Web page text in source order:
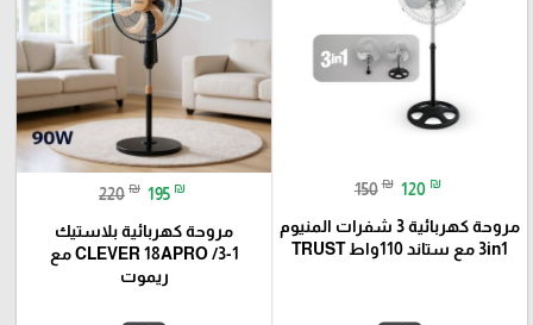
150 ₪ 120 ₪
مروحة كهربائية 3 شفرات المنيوم
3in1 مع ستاند 110واط TRUST
220 ₪ 195 ₪
مروحة كهربائية بلاستيك
CLEVER 18APRO /3-1 مع
ريموت